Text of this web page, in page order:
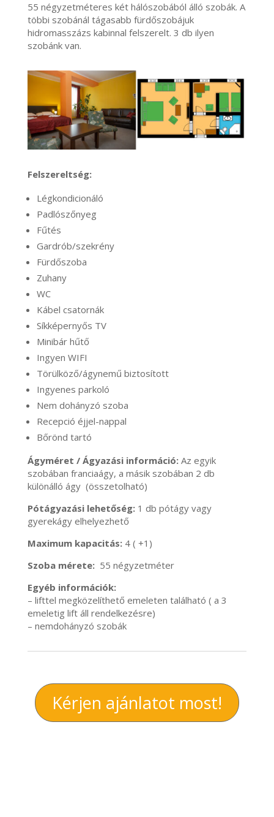
55 négyzetméteres két hálószobából álló szobák. A
többi szobánál tágasabb fürdőszobájuk
hidromasszázs kabinnal felszerelt. 3 db ilyen
szobánk van.
Felszereltség:
Légkondicionáló
Padlószőnyeg
Fűtés
Gardrób/szekrény
Fürdőszoba
Zuhany
WC
Kábel csatornák
Síkképernyős TV
Minibár hűtő
Ingyen WIFI
Törülköző/ágynemű biztosított
Ingyenes parkoló
Nem dohányzó szoba
Recepció éjjel-nappal
Bőrönd tartó
Ágyméret / Ágyazási információ:Az egyik
szobában franciaágy, a másik szobában 2 db
különálló ágy (összetolható)
Pótágyazási lehetőség:1 db pótágy vagy
gyerekágy elhelyezhető
Maximum kapacitás:4 ( +1)
Szoba mérete:55 négyzetméter
Egyéb információk:
– lifttel megközelíthető emeleten található ( a 3
emeletig lift áll rendelkezésre)
– nemdohányzó szobák
Kérjen ajánlatot most!